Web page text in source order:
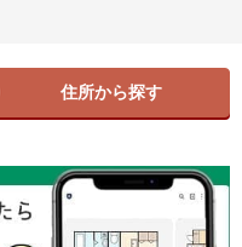
住所から探す